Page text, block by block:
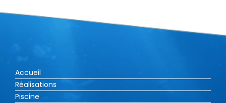
Accueil
Réalisations
Piscine